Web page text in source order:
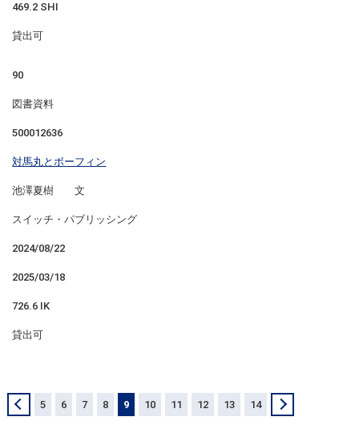
469.2 SHI
貸出可
90
図書資料
500012636
対馬丸とボーフィン
池澤夏樹 文
スイッチ・パブリッシング
2024/08/22
2025/03/18
726.6 IK
貸出可
5 6 7 8 9 10 11 12 13 14